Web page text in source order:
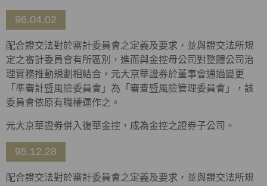
96.04.02
配合證交法對於審計委員會之定義及要求，並與證交法所規
定之審計委員會有所區別，進而與金控母公司對整體公司治
理實務推動規劃相結合，元大京華證券於董事會通過變更
「準審計暨風險委員會」為「審查暨風險管理委員會」，該
委員會依原有職權運作之。
元大京華證券併入復華金控，成為金控之證券子公司。
95.12.28
配合證交法對於審計委員會之定義及要求，並與證交法所規